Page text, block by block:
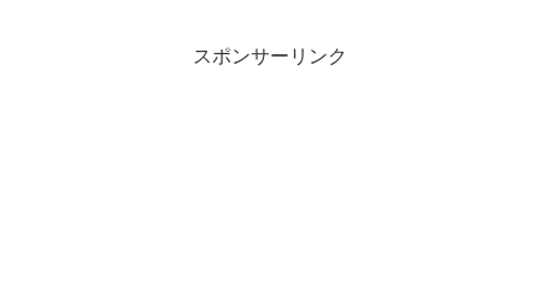
スポンサーリンク